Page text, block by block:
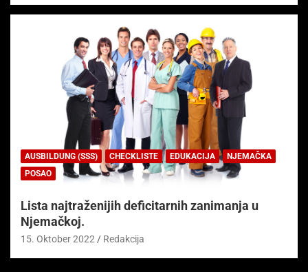
AUSBILDUNG (SSS) CHECKLISTE EDUKACIJA
NJEMAČKA
POSAO
Lista najtraženijih deficitarnih zanimanja u
Njemačkoj.
15. Oktober 2022 Redakcija